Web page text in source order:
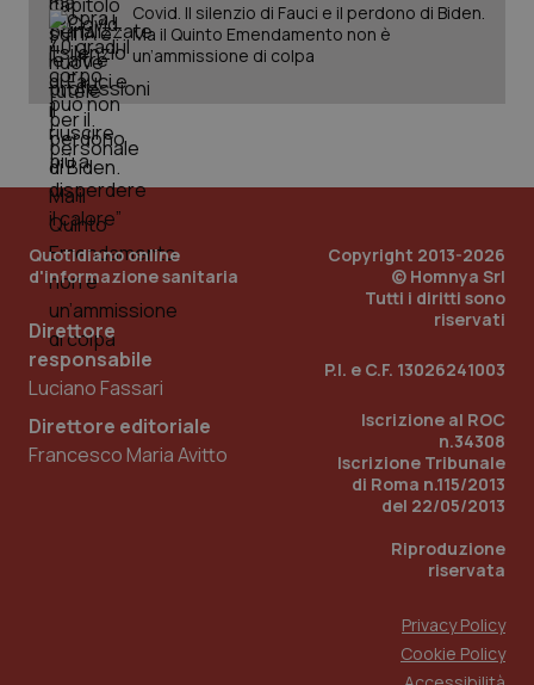
Covid. Il silenzio di Fauci e il perdono di Biden.
Ma il Quinto Emendamento non è
un’ammissione di colpa
Quotidiano online
d'informazione sanitaria
Direttore
responsabile
Luciano Fassari
Direttore editoriale
Francesco Maria Avitto
Copyright 2013-2026
© Homnya Srl
Tutti i diritti sono
riservati
P.I. e C.F. 13026241003
Iscrizione al ROC
n.34308
Iscrizione Tribunale
di Roma n.115/2013
del 22/05/2013
Riproduzione
riservata
Privacy Policy
Cookie Policy
_ga_KM60CM4NPH
Scadenza
1 anno 1
Questo
Scadenza